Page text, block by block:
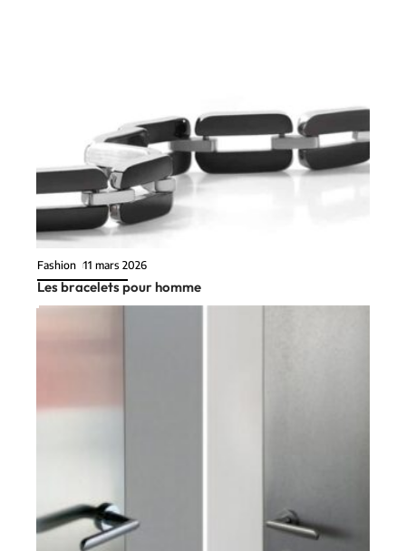
Fashion 11 mars 2026
Les bracelets pour homme